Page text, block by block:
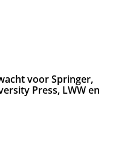
voor Springer,
Press, LWW en